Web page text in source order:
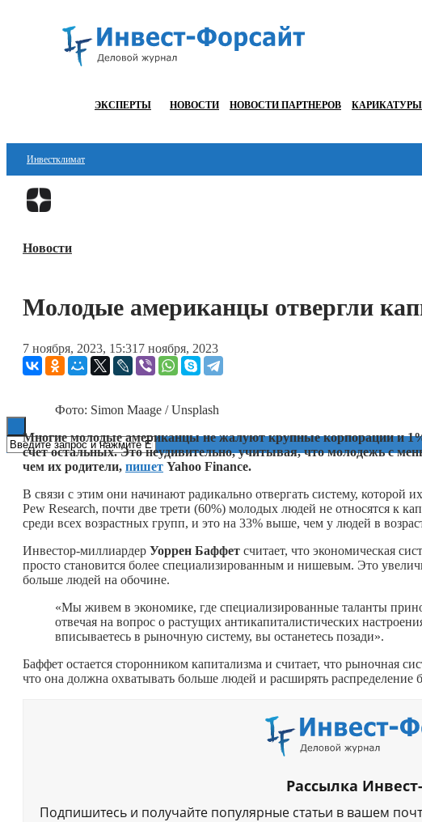
ЭКСПЕРТЫ НОВОСТИ НОВОСТИ ПАРТНЕРОВ КАРИКАТУРЫ
Инвестклимат
Финансы
Блокчейн
ESG
Новости
Молодые американцы отвергли
7 ноября, 2023, 15:31 7 ноября, 2023
Фото: Simon Maage / Unsplash
Многие молодые американцы не жалуют крупные корпорации и
счет остальных. Это неудивительно, учитывая, что молодежь с
чем их родители, пишет Yahoo Finance.
В связи с этим они начинают радикально отвергать систему, которой
Pew Research, почти две трети (60%) молодых людей не относятся к
среди всех возрастных групп, и это на 33% выше, чем у людей в
Инвестор-миллиардер Уоррен Баффет считает, что экономическая
просто становится более специализированным и нишевым. Это
больше людей на обочине.
«Мы живем в экономике, где специализированные таланты
отвечая на вопрос о растущих антикапиталистических
вписываетесь в рыночную систему, вы останетесь позади».
Баффет остается сторонником капитализма и считает, что рыночная
что она должна охватывать больше людей и расширять распределение
Рассылка
Подпишитесь и получайте популярные статьи в вашем